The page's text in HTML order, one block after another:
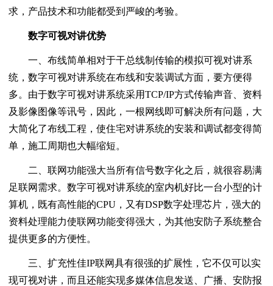
求，产品技术和功能都受到严峻的考验。
数字可视对讲优势
一、布线简单相对于干总线制传输的模拟可视对讲系
统，数字可视对讲系统在布线和安装调试方面，要方便得
多。由于数字可视对讲系统采用TCP/IP方式传输声音、资料
及影像图像等讯号，因此，一根网线即可解决所有问题，大
大简化了布线工程，使住宅对讲系统的安装和调试都变得简
单，施工周期也大幅缩短。
二、联网功能强大当所有信号数字化之后，就很容易满
足联网需求。数字可视对讲系统的室内机好比一台小型的计
算机，既有高性能的CPU，又有DSP数字处理芯片，强大的
资料处理能力使联网功能变得强大，为其他安防子系统整合
提供更多的方便性。
三、扩充性佳IP联网具有很强的扩展性，它不仅可以实
现可视对讲，而且还能实现多媒体信息发送、广播、安防报